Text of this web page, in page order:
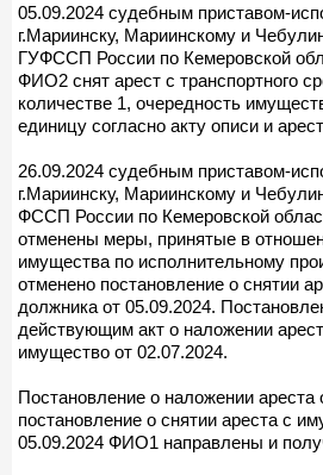
05.09.2024 судебным приставом-
г.Мариинску, Мариинскому и
ГУФССП России по Кемеровской
ФИО2 снят арест с транспортного
количестве 1, очередность
единицу согласно акту описи и
26.09.2024 судебным приставом-
г.Мариинску, Мариинскому и
ФССП России по Кемеровской
отменены меры, принятые в
имущества по исполнительному
отменено постановление о снятии
должника от 05.09.2024.
действующим акт о наложении
имущество от 02.07.2024.
Постановление о наложении ареста
постановление о снятии ареста с
05.09.2024 ФИО1 направлены и